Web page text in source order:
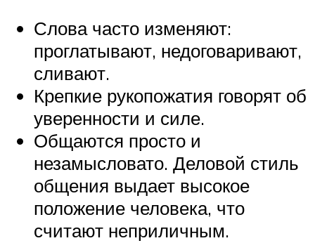
Слова часто изменяют:
проглатывают, недоговаривают,
сливают.
Крепкие рукопожатия говорят об
уверенности и силе.
Общаются просто и
незамысловато. Деловой стиль
общения выдает высокое
положение человека, что
считают неприличным.